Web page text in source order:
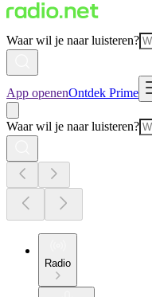
Waar wil je naar luisteren?
App openenOntdek Prime
Waar wil je naar luisteren?
Radio